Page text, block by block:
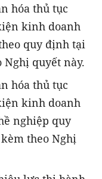
hóa thủ tục
kinh doanh
quy định tại
quyết này.
hóa thủ tục
kinh doanh
nghiệp quy
theo Nghị